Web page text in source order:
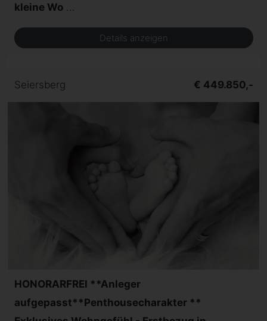
kleine Wo...
Details anzeigen
Seiersberg € 449.850,-
HONORARFREI **Anleger
aufgepasst**Penthousecharakter **